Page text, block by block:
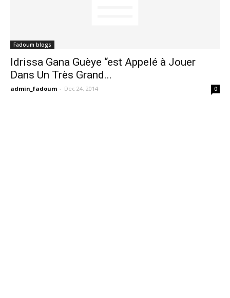
Fadoum blogs
Idrissa Gana Guèye “est Appelé à Jouer
Dans Un Très Grand...
admin_fadoum - Dec 24, 2014 0